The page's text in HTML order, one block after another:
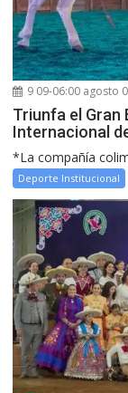
9 09-06:00 agosto
Triunfa el Gran
Internacional
*La compañía
Deporte Institucional